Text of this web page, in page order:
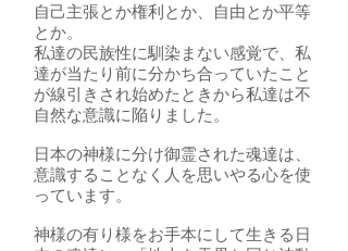
自己主張とか権利とか、自由とか平等
とか。
私達の民族性に馴染まない感覚で、私
達が当たり前に分かち合っていたこと
が線引きされ始めたときから私達は不
自然な意識に陥りました。
日本の神様に分け御霊された魂達は、
意識することなく人を思いやる心を使
っています。
神様の有り様をお手本にして生きる日